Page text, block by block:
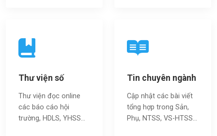
Thư viện số
Thư viện đọc online
các báo cáo hội
trường, HDLS, YHSS…
Tin chuyên ngành
Cập nhật các bài viết
tổng hợp trong Sản,
Phụ, NTSS, VS-HTSS...